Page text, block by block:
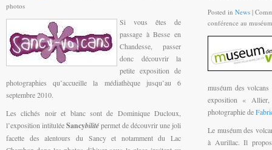
photos
Si vous êtes de
passage à Besse en
Chandesse, passer
donc découvrir la
petite exposition de
photographies qu’accueille la médiathèque jusqu’au 6
septembre 2010.
Les clichés noir et blanc sont de Dominique Ducloux,
l’exposition intituléeSancybilitépermet de découvrir une joli
facette des alentours du Sancy et notamment du Lac
Posted in News |
conférence au
muséum des
exposition «
photographie de
Le muséum des
à Aurillac. Il